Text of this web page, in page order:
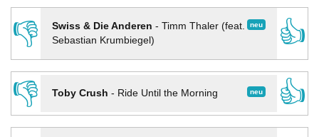
👎
neu
Swiss & Die Anderen - Timm Thaler (feat.
Sebastian Krumbiegel)
👍
👎
neu
Toby Crush - Ride Until the Morning
👍